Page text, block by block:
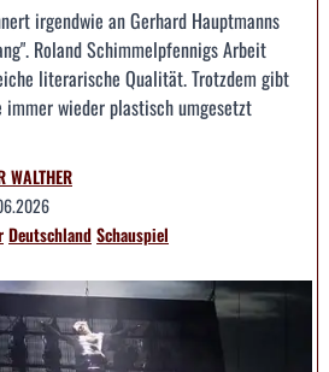
irgendwie an Gerhard Hauptmanns
Roland Schimmelpfennigs Arbeit
literarische Qualität. Trotzdem gibt
wieder plastisch umgesetzt
WALTHER
DeutschlandSchauspiel